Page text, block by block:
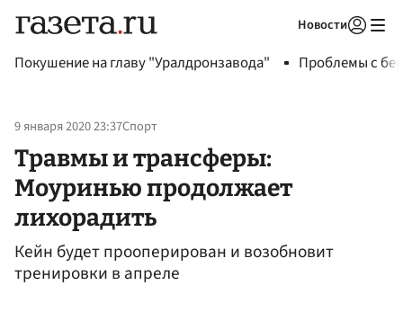
Новости
Покушение на главу "Уралдронзавода" Проблемы с
9 января 2020 23:37Спорт
Травмы и трансферы:
Моуринью продолжает
лихорадить
Кейн будет прооперирован и возобновит
тренировки в апреле